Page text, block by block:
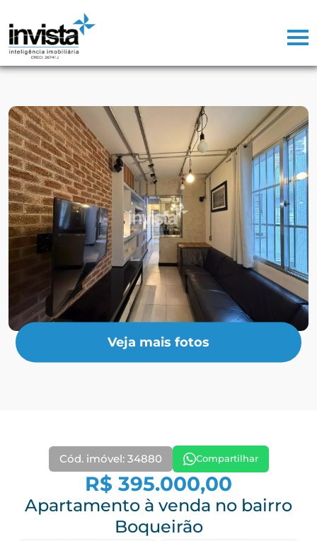
Veja mais fotos
Cód. imóvel: 34880 Compartilhar
R$ 395.000,00
Apartamento à venda no bairro
Boqueirão